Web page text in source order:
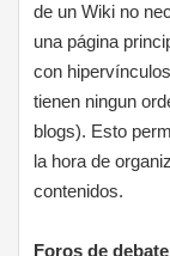
de un Wiki no
una página
con
tienen ningun
blogs). Esto
la hora de
contenidos.
Foros de debate